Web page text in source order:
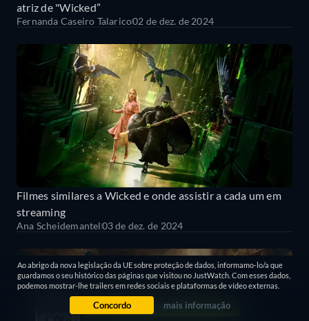
atriz de "Wicked”
Fernanda Caseiro Talarico02 de dez. de 2024
Filmes similares a Wicked e onde assistir a cada um em
streaming
Ana Scheidemantel03 de dez. de 2024
Ao abrigo da nova legislação da UE sobre proteção de dados, informamo-lo/a que
guardamos o seu histórico das páginas que visitou no JustWatch. Com esses dados,
podemos mostrar-lhe trailers em redes sociais e plataformas de vídeo externas.
Concordo mais informação